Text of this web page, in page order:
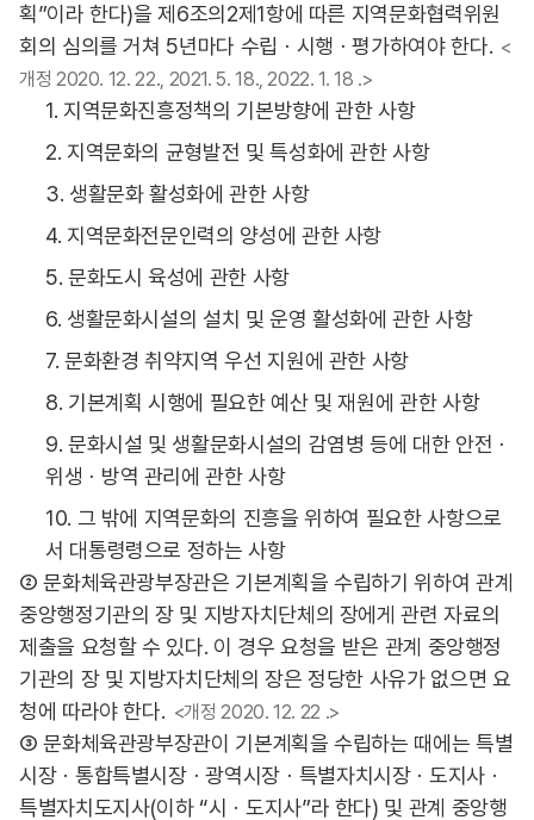
획”이라 한다)을 제6조의2제1항에 따른 지역문화협력위원
회의 심의를 거쳐 5년마다 수립ㆍ시행ㆍ평가하여야 한다. <
개정 2020. 12. 22., 2021. 5. 18., 2022. 1. 18 .>
1. 지역문화진흥정책의 기본방향에 관한 사항
2. 지역문화의 균형발전 및 특성화에 관한 사항
3. 생활문화 활성화에 관한 사항
4. 지역문화전문인력의 양성에 관한 사항
5. 문화도시 육성에 관한 사항
6. 생활문화시설의 설치 및 운영 활성화에 관한 사항
7. 문화환경 취약지역 우선 지원에 관한 사항
8. 기본계획 시행에 필요한 예산 및 재원에 관한 사항
9. 문화시설 및 생활문화시설의 감염병 등에 대한 안전ㆍ
위생ㆍ방역 관리에 관한 사항
10. 그 밖에 지역문화의 진흥을 위하여 필요한 사항으로
서 대통령령으로 정하는 사항
② 문화체육관광부장관은 기본계획을 수립하기 위하여 관계
중앙행정기관의 장 및 지방자치단체의 장에게 관련 자료의
제출을 요청할 수 있다. 이 경우 요청을 받은 관계 중앙행정
기관의 장 및 지방자치단체의 장은 정당한 사유가 없으면 요
청에 따라야 한다. <개정 2020. 12. 22 .>
③ 문화체육관광부장관이 기본계획을 수립하는 때에는 특별
시장ㆍ통합특별시장ㆍ광역시장ㆍ특별자치시장ㆍ도지사ㆍ
특별자치도지사(이하 “시ㆍ도지사”라 한다) 및 관계 중앙행